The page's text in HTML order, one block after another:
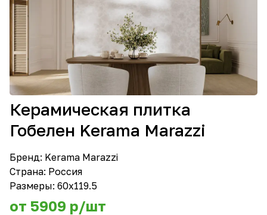
Керамическая плитка
Гобелен Kerama Marazzi
Бренд: Kerama Marazzi
Страна: Россия
Размеры: 60х119.5
от 5909 р/шт